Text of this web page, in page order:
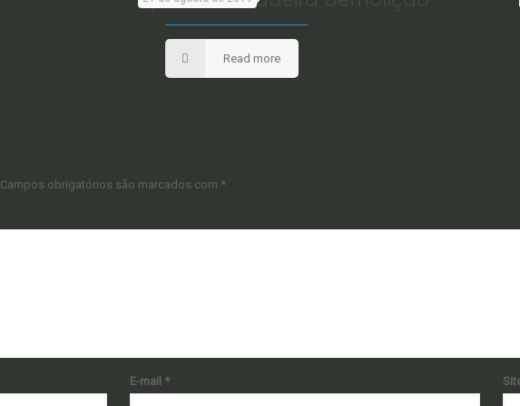
Read more
Campos obrigatórios são marcados com *
E-mail *